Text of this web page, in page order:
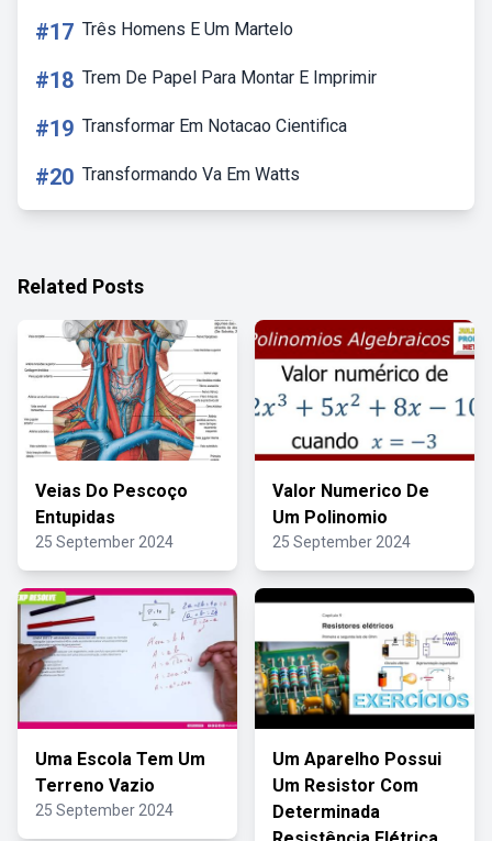
#17 Três Homens E Um Martelo
#18 Trem De Papel Para Montar E Imprimir
#19 Transformar Em Notacao Cientifica
#20 Transformando Va Em Watts
Related Posts
Veias Do Pescoço
Entupidas
25 September 2024
Valor Numerico De
Um Polinomio
25 September 2024
Uma Escola Tem Um
Terreno Vazio
25 September 2024
Um Aparelho Possui
Um Resistor Com
Determinada